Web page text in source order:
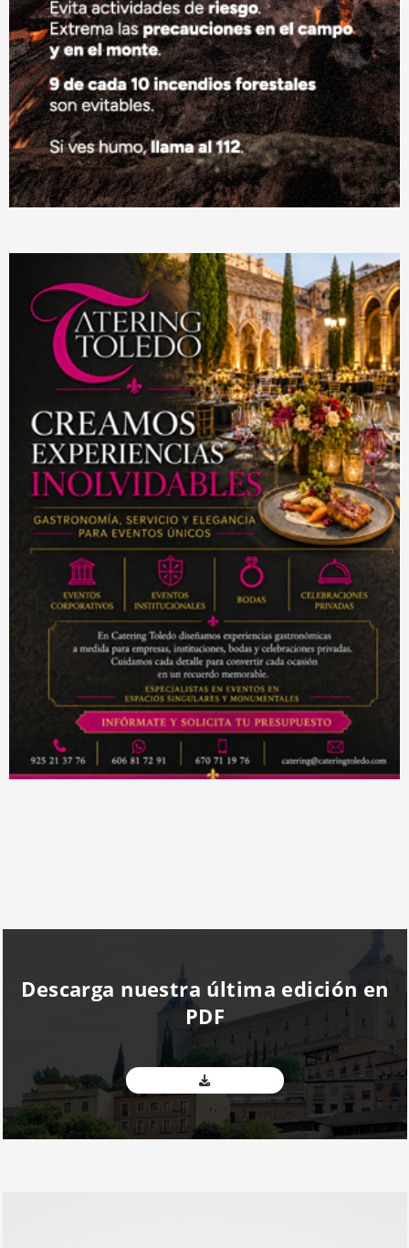
Descarga nuestra última edición en
PDF